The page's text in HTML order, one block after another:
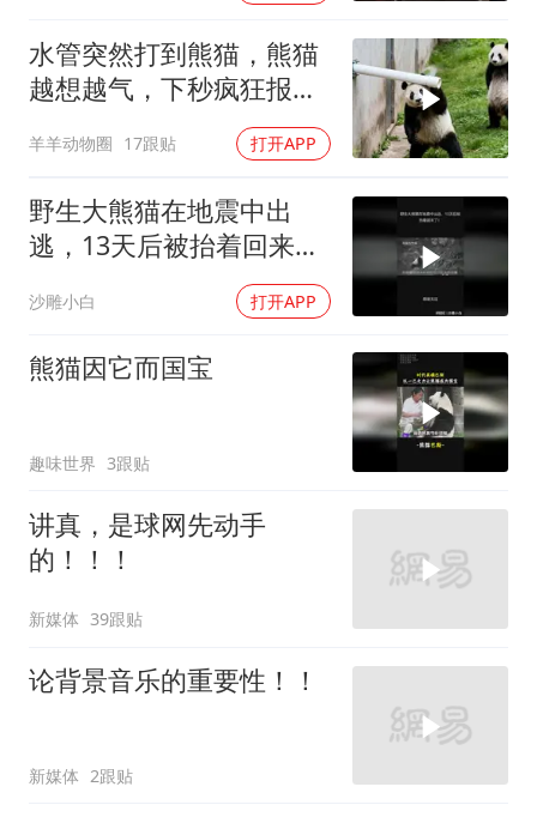
水管突然打到熊猫，熊猫
越想越气，下秒疯狂报
羊羊动物圈 17跟贴 打开APP
野生大熊猫在地震中出
逃，13天后被抬着回来
沙雕小白 打开APP
熊猫因它而国宝
趣味世界 3跟贴
讲真，是球网先动手
的！！！
新媒体 39跟贴
论背景音乐的重要性！！
新媒体 2跟贴